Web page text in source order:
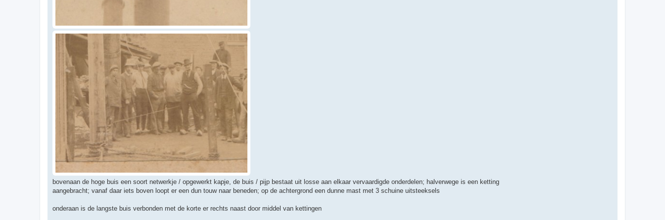
bovenaan de hoge buis een soort netwerkje / opgewerkt kapje, de buis / pijp bestaat uit losse aan elkaar vervaardigde onderdelen; halverwege is een ketting
aangebracht; vanaf daar iets boven loopt er een dun touw naar beneden; op de achtergrond een dunne mast met 3 schuine uitsteeksels
onderaan is de langste buis verbonden met de korte er rechts naast door middel van kettingen